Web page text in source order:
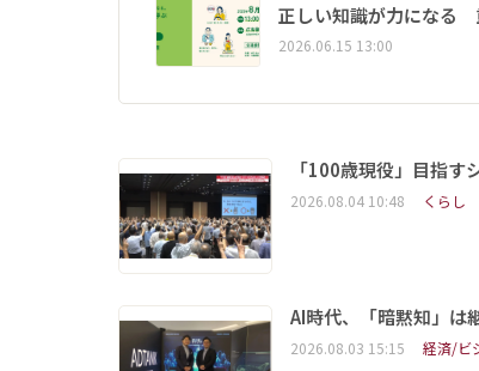
正しい知識が力になる
2026.06.15 13:00
「100歳現役」目指
2026.08.04 10:48 くらし
AI時代、「暗黙知」
2026.08.03 15:15 経済/ビ